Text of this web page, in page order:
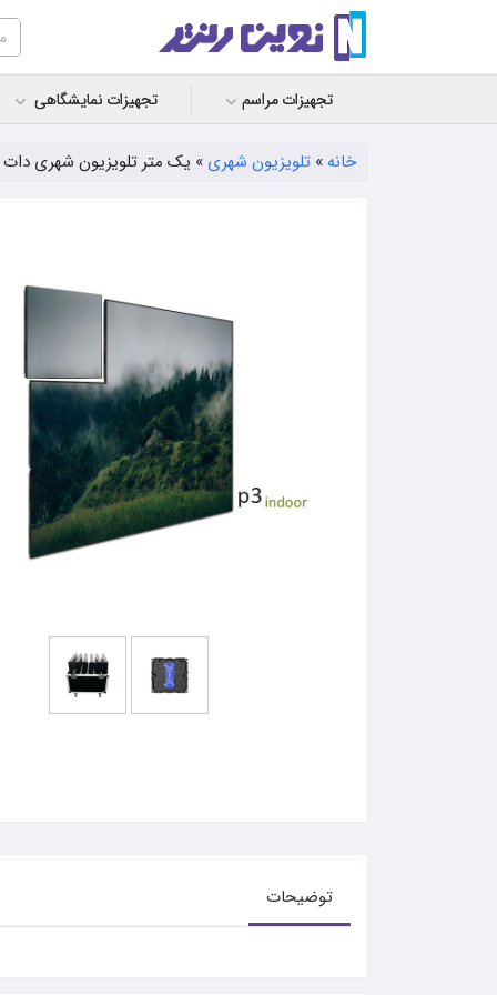
تجهیزات مراسم تجهیزات نمایشگاهی
خانه » تلویزیون شهری » یک متر تلویزیون شهری دات پیچ ۳.۸
توضیحات